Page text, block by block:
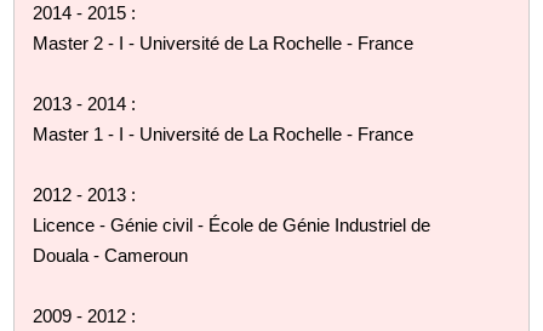
2014 - 2015 :
Master 2 - I - Université de La Rochelle - France
2013 - 2014 :
Master 1 - I - Université de La Rochelle - France
2012 - 2013 :
Licence - Génie civil - École de Génie Industriel de
Douala - Cameroun
2009 - 2012 :